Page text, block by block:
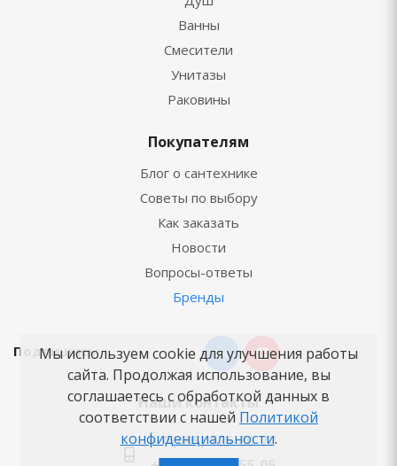
Ванны
Смесители
Унитазы
Раковины
Покупателям
Блог о сантехнике
Советы по выбору
Как заказать
Новости
Вопросы-ответы
Бренды
Подпишись:
Наши контакты
+7 (495) 125-80-77
Мы используем cookie для улучшения работы
сайта. Продолжая использование, вы
соглашаетесь с обработкой данных в
соответствии с нашей Политикой
конфиденциальности.